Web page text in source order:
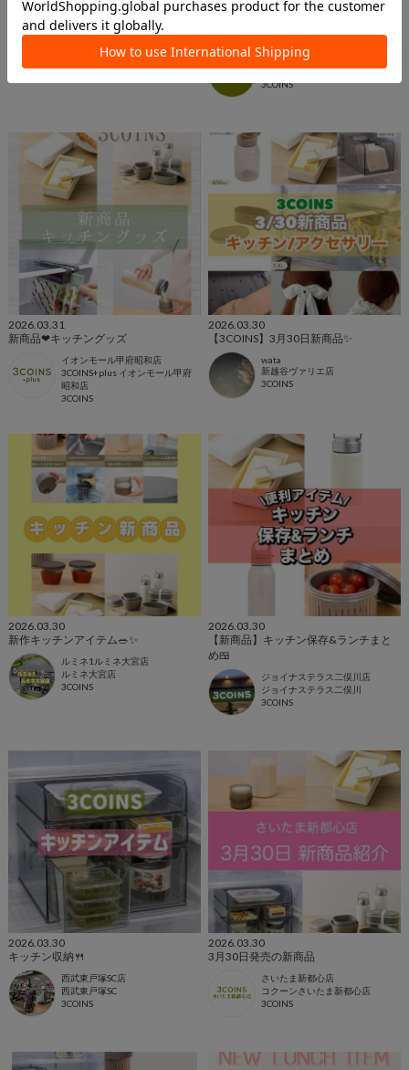
2026.04.03
作り置きや食品の保存に🍅🍖🥬
ベルモール宇都宮店
3COINS
2026.04.03
容器入荷しました！
ららぽーと富士見店スタッフ
ららぽーと富士見店
3COINS
2026.03.31
新商品❤キッチングッズ
イオンモール甲府昭和店
3COINS+plus イオンモール甲府
昭和店
3COINS
2026.03.30
【3COINS】3月30日新商品✨
wata
新越谷ヴァリエ店
3COINS
2026.03.30
新作キッチンアイテム🥗✨
ルミネ1ルミネ大宮店
ルミネ大宮店
3COINS
2026.03.30
【新商品】キッチン保存&ランチまと
め🍱
ジョイナステラス二俣川店
ジョイナステラス二俣川
3COINS
2026.03.30
キッチン収納🍴
西武東戸塚SC店
西武東戸塚SC
3COINS
2026.03.30
3月30日発売の新商品
さいたま新都心店
コクーンさいたま新都心店
3COINS